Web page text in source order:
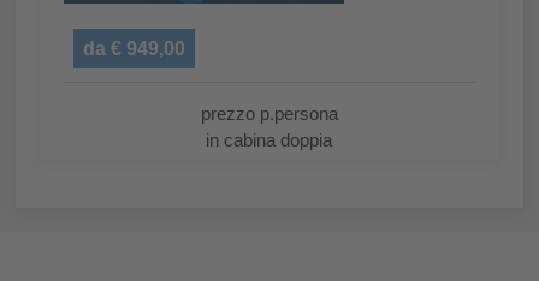
da € 949,00
prezzo p.persona
in cabina doppia